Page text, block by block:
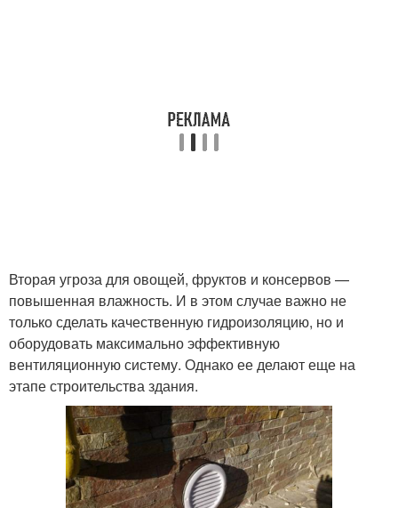
Вентиляции в
котельной
Вентиляция для
двухконтурного котла
Вентиляция для
газового котла
Требования к
принудительной
вентиляции
Вентиляции в ванной
комнате
Вторая угроза для овощей, фруктов и консервов —
повышенная влажность. И в этом случае важно не
только сделать качественную гидроизоляцию, но и
оборудовать максимально эффективную
вентиляционную систему. Однако ее делают еще на
этапе строительства здания.